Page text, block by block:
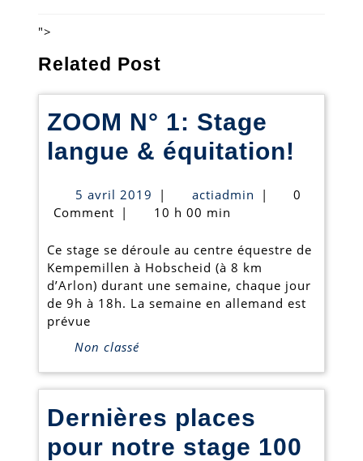
post:
">
Related Post
ZOOM N° 1: Stage
langue & équitation!
&
5 avril 2019
avril
| actiadmin actiadmin
|
0
Comment | 10 h 00 min
Ce stage se déroule au centre équestre de
Kempemillen à Hobscheid (à 8 km
d’Arlon) durant une semaine, chaque jour
de 9h à 18h. La semaine en allemand est
prévue
Non classé
Dernières places
pour notre stage 100